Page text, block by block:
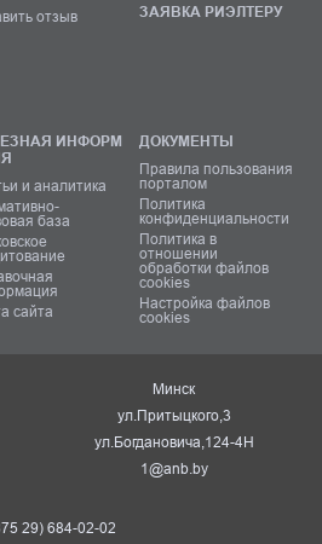
отзыв
ЗАЯВКА РИЭЛТЕРУ
ИНФОРМ
и аналитика
база
сайта
ДОКУМЕНТЫ
Правила пользования
порталом
Политика
конфиденциальности
Политика в
отношении
обработки файлов
cookies
Настройка файлов
cookies
Минск
ул.Притыцкого,3
ул.Богдановича,124-4Н
1@anb.by
29) 684-02-02